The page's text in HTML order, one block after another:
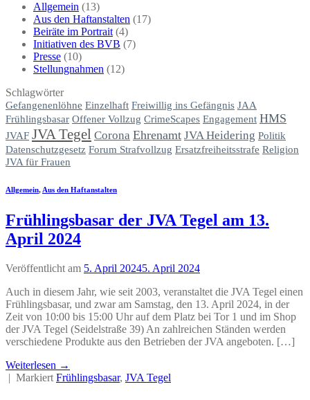
Allgemein (13)
Aus den Haftanstalten (17)
Beiräte im Portrait (4)
Initiativen des BVB (7)
Presse (10)
Stellungnahmen (12)
Schlagwörter
Gefangenenlöhne Einzelhaft Freiwillig ins Gefängnis JAA
Frühlingsbasar Offener Vollzug CrimeScapes Engagement HMS
JVAF JVA Tegel Corona Ehrenamt JVA Heidering Politik
Datenschutzgesetz Forum Strafvollzug Ersatzfreiheitsstrafe Religion
JVA für Frauen
Allgemein, Aus den Haftanstalten
Frühlingsbasar der JVA Tegel am 13.
April 2024
Veröffentlicht am 5. April 20245. April 2024
Auch in diesem Jahr, wie seit 2003, veranstaltet die JVA Tegel einen
Frühlingsbasar, und zwar am Samstag, den 13. April 2024, in der
Zeit von 10:00 bis 15:00 Uhr auf dem Platz bei Tor 1 und im Shop
der JVA Tegel (Seidelstraße 39) An zahlreichen Ständen werden
verschiedene Produkte aus den Betrieben der JVA angeboten. […]
Weiterlesen →
| Markiert Frühlingsbasar, JVA Tegel